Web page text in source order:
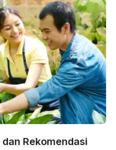
Rekomendasi